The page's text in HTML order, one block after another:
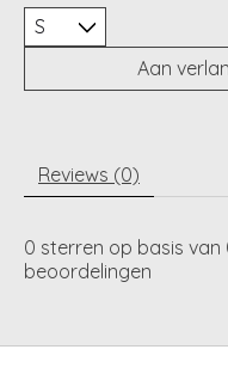
Aan
Reviews (0)
0 sterren op basis van
beoordelingen